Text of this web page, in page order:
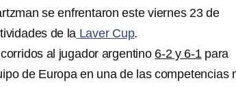
se enfrentaron este viernes 23 de
de la Laver Cup.
al jugador argentino 6-2 y 6-1para
de Europa en una de las competencias